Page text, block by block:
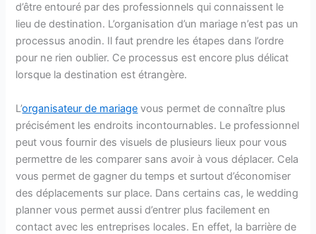
d’être entouré par des professionnels qui connaissent le
lieu de destination. L’organisation d’un mariage n’est pas un
processus anodin. Il faut prendre les étapes dans l’ordre
pour ne rien oublier. Ce processus est encore plus délicat
lorsque la destination est étrangère.
L’organisateur de mariage vous permet de connaître plus
précisément les endroits incontournables. Le professionnel
peut vous fournir des visuels de plusieurs lieux pour vous
permettre de les comparer sans avoir à vous déplacer. Cela
vous permet de gagner du temps et surtout d’économiser
des déplacements sur place. Dans certains cas, le wedding
planner vous permet aussi d’entrer plus facilement en
contact avec les entreprises locales. En effet, la barrière de